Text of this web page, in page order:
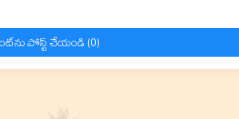
పోస్ట్ చేయండి (0)